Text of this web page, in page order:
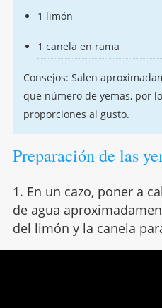
1 limón
1 canela en rama
Consejos: Salen
que número de yemas, por
proporciones al gusto.
Preparación de las
1. En un cazo, poner a
de agua
del limón y la canela